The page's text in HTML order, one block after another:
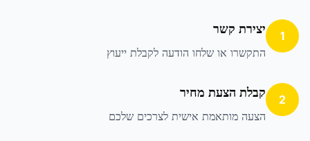
1 יצירת קשר
התקשרו או שלחו הודעה לקבלת ייעוץ
2 קבלת הצעת מחיר
הצעה מותאמת אישית לצרכים שלכם